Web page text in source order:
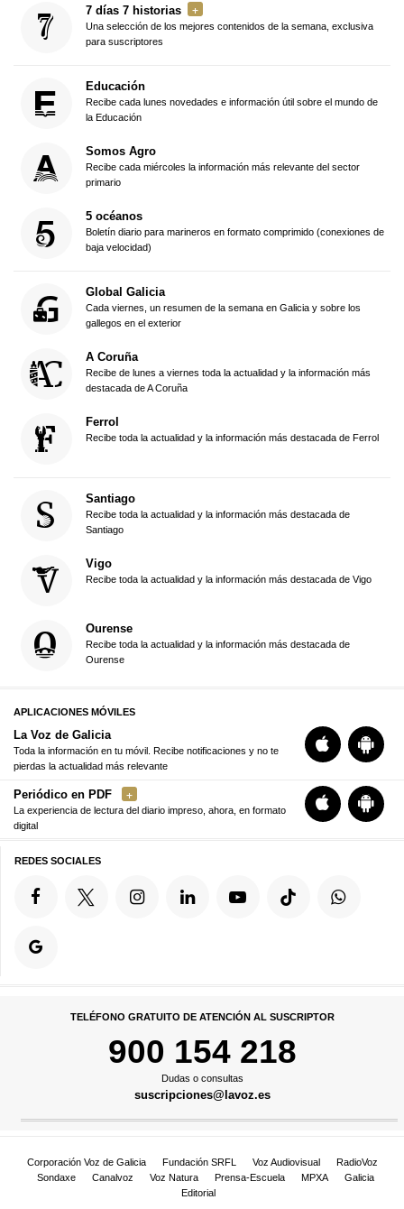
7 días 7 historias
Una selección de los mejores contenidos de la semana, exclusiva
para suscriptores
Educación
Recibe cada lunes novedades e información útil sobre el mundo de
la Educación
Somos Agro
Recibe cada miércoles la información más relevante del sector
primario
5 océanos
Boletín diario para marineros en formato comprimido (conexiones de
baja velocidad)
Global Galicia
Cada viernes, un resumen de la semana en Galicia y sobre los
gallegos en el exterior
A Coruña
Recibe de lunes a viernes toda la actualidad y la información más
destacada de A Coruña
Ferrol
Recibe toda la actualidad y la información más destacada de Ferrol
Santiago
Recibe toda la actualidad y la información más destacada de
Santiago
Vigo
Recibe toda la actualidad y la información más destacada de Vigo
Ourense
Recibe toda la actualidad y la información más destacada de
Ourense
APLICACIONES MÓVILES
La Voz de Galicia
Toda la información en tu móvil. Recibe notificaciones y no te
pierdas la actualidad más relevante
Periódico en PDF
La experiencia de lectura del diario impreso, ahora, en formato
digital
REDES SOCIALES
TELÉFONO GRATUITO DE ATENCIÓN AL SUSCRIPTOR
900 154 218
Dudas o consultas
suscripciones@lavoz.es
Corporación Voz de Galicia Fundación SRFL Voz Audiovisual
RadioVoz
Sondaxe
Canalvoz Voz Natura Prensa-Escuela MPXA
Galicia
Editorial